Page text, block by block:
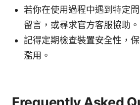
若你在使用過程中遇到特定
留言，或尋求官方客服協助。
記得定期檢查裝置安全性，
濫用。